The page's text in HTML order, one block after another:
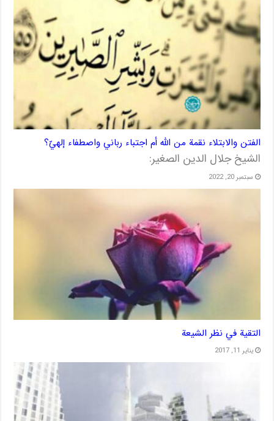
الفتن والابتلاء نقمة من الله أم اجتباء رباني واصطفاء إلهيّ؟
الشيخ جلال الدين الصغير:
سبتمبر 20, 2022
التقية في نظر الشيعة
يناير 11, 2017